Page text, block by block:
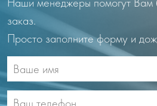
заказ.
Просто заполните форму и